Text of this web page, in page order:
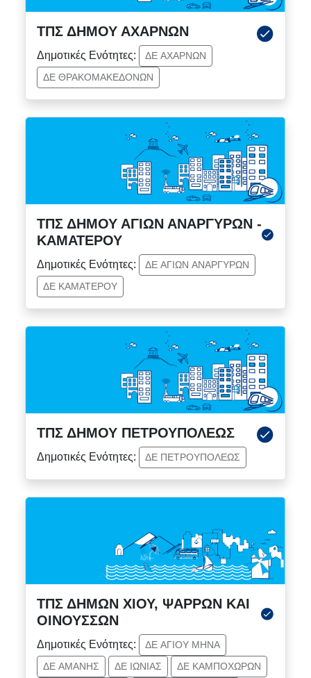
ΤΠΣ ΔΗΜΟΥ ΑΧΑΡΝΩΝ
Δημοτικές Ενότητες:
ΔΕ ΑΧΑΡΝΩΝ
ΔΕ ΘΡΑΚΟΜΑΚΕΔΟΝΩΝ
ΤΠΣ ΔΗΜΟΥ ΑΓΙΩΝ ΑΝΑΡΓΥΡΩΝ -
ΚΑΜΑΤΕΡΟΥ
Δημοτικές Ενότητες:
ΔΕ ΑΓΙΩΝ ΑΝΑΡΓΥΡΩΝ
ΔΕ ΚΑΜΑΤΕΡΟΥ
ΤΠΣ ΔΗΜΟΥ ΠΕΤΡΟΥΠΟΛΕΩΣ
Δημοτικές Ενότητες: ΔΕ ΠΕΤΡΟΥΠΟΛΕΩΣ
ΤΠΣ ΔΗΜΩΝ ΧΙΟΥ, ΨΑΡΡΩΝ ΚΑΙ
ΟΙΝΟΥΣΣΩΝ
Δημοτικές Ενότητες:
ΔΕ ΑΓΙΟΥ ΜΗΝΑ
ΔΕ ΑΜΑΝΗΣ
ΔΕ ΙΩΝΙΑΣ
ΔΕ ΚΑΜΠΟΧΩΡΩΝ